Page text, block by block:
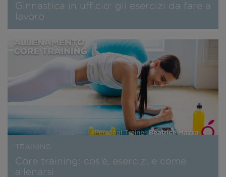
Ginnastica in ufficio: gli esercizi da fare a
lavoro
TRAINING
Core training: cos’è, esercizi e come
allenarsi